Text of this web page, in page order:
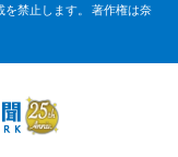
禁止します。 著作権は奈